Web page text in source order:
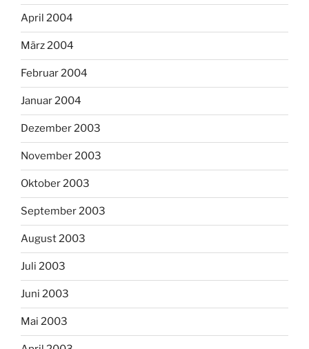
April 2004
März 2004
Februar 2004
Januar 2004
Dezember 2003
November 2003
Oktober 2003
September 2003
August 2003
Juli 2003
Juni 2003
Mai 2003